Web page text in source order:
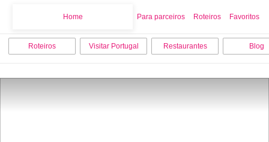
Home Para parceiros Roteiros Favoritos
Roteiros Visitar Portugal Restaurantes Blog